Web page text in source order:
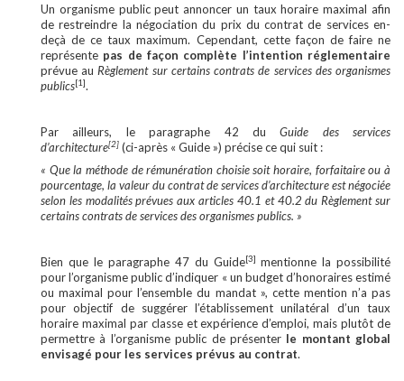
Un organisme public peut annoncer un taux horaire maximal afin
de restreindre la négociation du prix du contrat de services en-
deçà de ce taux maximum. Cependant, cette façon de faire ne
représente pas de façon complète l’intention réglementaire
prévue au Règlement sur certains contrats de services des organismes
publics[1].
Par ailleurs, le paragraphe 42 duGuide des services
d’architecture[2] (ci-après « Guide ») précise ce qui suit :
« Que la méthode de rémunération choisie soit horaire, forfaitaire ou à
pourcentage, la valeur du contrat de services d’architecture est négociée
selon les modalités prévues aux articles 40.1 et 40.2 du Règlement sur
certains contrats de services des organismes publics. »
Bien que le paragraphe 47 du Guide[3] mentionne la possibilité
pour l’organisme public d’indiquer « un budget d’honoraires estimé
ou maximal pour l’ensemble du mandat », cette mention n’a pas
pour objectif de suggérer l’établissement unilatéral d’un taux
horaire maximal par classe et expérience d’emploi, mais plutôt de
permettre à l’organisme public de présenterle montant global
envisagé pour les services prévus au contrat.